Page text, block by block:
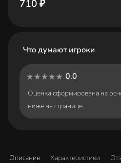
710 ₽
Что думают игроки
0.0
Оценка сформирована на
ниже на странице.
Описание Характеристики